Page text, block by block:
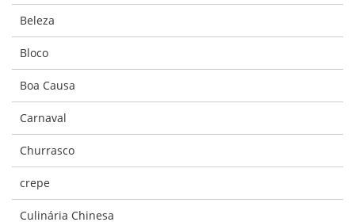
Beleza
Bloco
Boa Causa
Carnaval
Churrasco
crepe
Culinária Chinesa